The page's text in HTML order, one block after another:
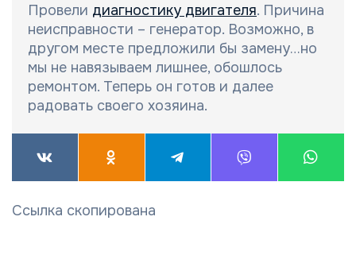
Провели диагностику двигателя. Причина
неисправности – генератор. Возможно, в
другом месте предложили бы замену…но
мы не навязываем лишнее, обошлось
ремонтом. Теперь он готов и далее
радовать своего хозяина.
Ссылка скопирована